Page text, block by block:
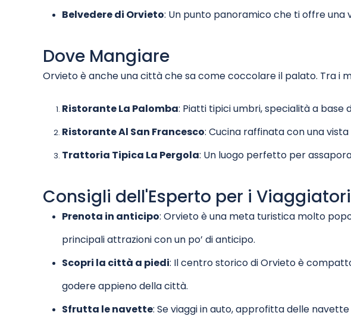
Belvedere di Orvieto: Un punto panoramico che ti offre
Dove Mangiare
Orvieto è anche una città che sa come coccolare il palato. Tra i
Ristorante La Palomba: Piatti tipici umbri, specialità a base
Ristorante Al San Francesco: Cucina raffinata con una
Trattoria Tipica La Pergola: Un luogo perfetto per
Consigli dell'Esperto per i Viaggiatori
Prenota in anticipo: Orvieto è una meta turistica molto
principali attrazioni con un po’ di anticipo.
Scopri la città a piedi: Il centro storico di Orvieto è
godere appieno della città.
Sfrutta le navette: Se viaggi in auto, approfitta delle